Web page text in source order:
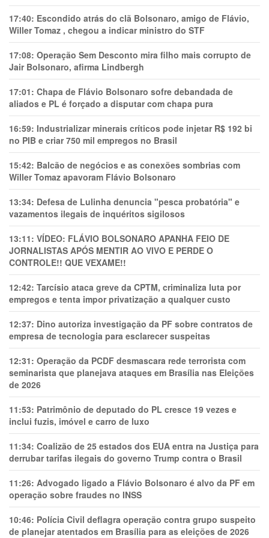
17:40: Escondido atrás do clã Bolsonaro, amigo de Flávio,
Willer Tomaz , chegou a indicar ministro do STF
17:08: Operação Sem Desconto mira filho mais corrupto de
Jair Bolsonaro, afirma Lindbergh
17:01: Chapa de Flávio Bolsonaro sofre debandada de
aliados e PL é forçado a disputar com chapa pura
16:59: Industrializar minerais críticos pode injetar R$ 192 bi
no PIB e criar 750 mil empregos no Brasil
15:42: Balcão de negócios e as conexões sombrias com
Willer Tomaz apavoram Flávio Bolsonaro
13:34: Defesa de Lulinha denuncia "pesca probatória" e
vazamentos ilegais de inquéritos sigilosos
13:11: VÍDEO: FLÁVIO BOLSONARO APANHA FEIO DE
JORNALISTAS APÓS MENTIR AO VIVO E PERDE O
CONTROLE!! QUE VEXAME!!
12:42: Tarcísio ataca greve da CPTM, criminaliza luta por
empregos e tenta impor privatização a qualquer custo
12:37: Dino autoriza investigação da PF sobre contratos de
empresa de tecnologia para esclarecer suspeitas
12:31: Operação da PCDF desmascara rede terrorista com
seminarista que planejava ataques em Brasília nas Eleições
de 2026
11:53: Patrimônio de deputado do PL cresce 19 vezes e
inclui fuzis, imóvel e carro de luxo
11:34: Coalizão de 25 estados dos EUA entra na Justiça para
derrubar tarifas ilegais do governo Trump contra o Brasil
11:26: Advogado ligado a Flávio Bolsonaro é alvo da PF em
operação sobre fraudes no INSS
10:46: Polícia Civil deflagra operação contra grupo suspeito
de planejar atentados em Brasília para as eleições de 2026